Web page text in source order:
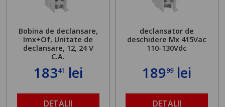
Bobina de declansare,
Imx+Of, Unitate de
declansare, 12, 24 V
C.A.
18341 lei
DETALII
declansator de
deschidere Mx 415Vac
110-130Vdc
18999lei
DETALII